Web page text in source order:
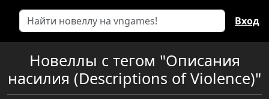
Вход
Новеллы с тегом "Описания
насилия (Descriptions of Violence)"